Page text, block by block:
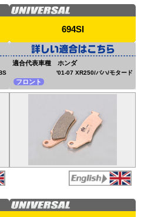
694SI
適合代表車種 ホンダ
'01-07 XR250/バハ/モタード
フロント